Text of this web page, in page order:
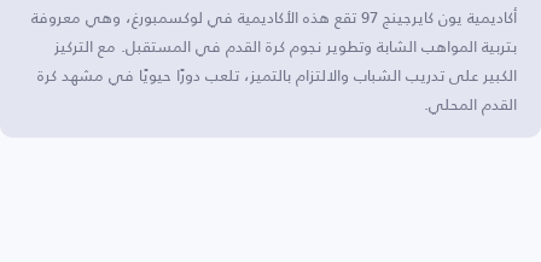
أكاديمية يون كايرجينج 97 تقع هذه الأكاديمية في لوكسمبورغ، وهي معروفة
بتربية المواهب الشابة وتطوير نجوم كرة القدم في المستقبل. مع التركيز
الكبير على تدريب الشباب والالتزام بالتميز، تلعب دورًا حيويًا في مشهد كرة
القدم المحلي.